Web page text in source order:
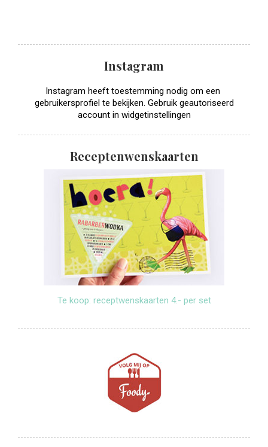
Instagram
Instagram heeft toestemming nodig om een ​​
gebruikersprofiel te bekijken. Gebruik geautoriseerd
account in widgetinstellingen
Receptenwenskaarten
Te koop: receptwenskaarten 4.- per set